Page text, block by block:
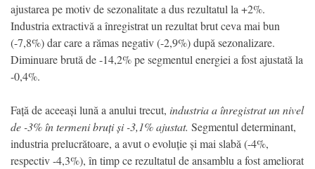
ajustarea pe motiv de sezonalitate a dus rezultatul la +2%.
Industria extractivă a înregistrat un rezultat brut ceva mai bun
(-7,8%) dar care a rămas negativ (-2,9%) după sezonalizare.
Diminuare brută de -14,2% pe segmentul energiei a fost ajustată la
-0,4%.
Față de aceeași lună a anului trecut, industria a înregistrat un nivel
de -3% în termeni bruți și -3,1% ajustat. Segmentul determinant,
industria prelucrătoare, a avut o evoluție și mai slabă (-4%,
respectiv -4,3%), în timp ce rezultatul de ansamblu a fost ameliorat